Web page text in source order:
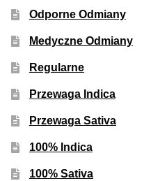
Odporne Odmiany
Medyczne Odmiany
Regularne
Przewaga Indica
Przewaga Sativa
100% Indica
100% Sativa